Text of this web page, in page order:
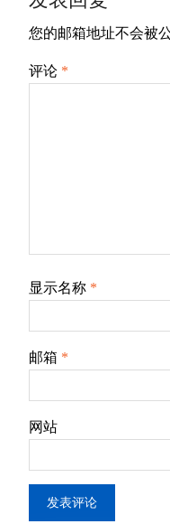
您的邮箱地址不会被公
评论 *
显示名称 *
邮箱 *
网站